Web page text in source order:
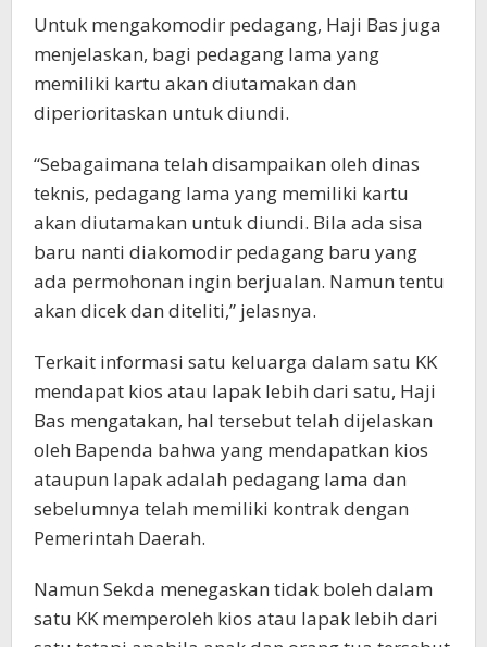
Untuk mengakomodir pedagang, Haji Bas juga
menjelaskan, bagi pedagang lama yang
memiliki kartu akan diutamakan dan
diperioritaskan untuk diundi.
“Sebagaimana telah disampaikan oleh dinas
teknis, pedagang lama yang memiliki kartu
akan diutamakan untuk diundi. Bila ada sisa
baru nanti diakomodir pedagang baru yang
ada permohonan ingin berjualan. Namun tentu
akan dicek dan diteliti,” jelasnya.
Terkait informasi satu keluarga dalam satu KK
mendapat kios atau lapak lebih dari satu, Haji
Bas mengatakan, hal tersebut telah dijelaskan
oleh Bapenda bahwa yang mendapatkan kios
ataupun lapak adalah pedagang lama dan
sebelumnya telah memiliki kontrak dengan
Pemerintah Daerah.
Namun Sekda menegaskan tidak boleh dalam
satu KK memperoleh kios atau lapak lebih dari